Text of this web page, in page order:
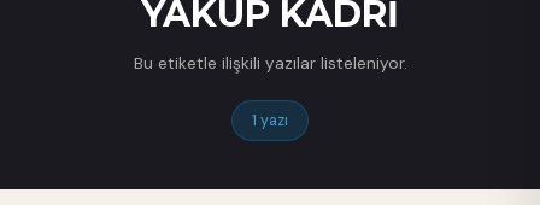
YAKUP KADRİ
Bu etiketle ilişkili yazılar listeleniyor.
1 yazı